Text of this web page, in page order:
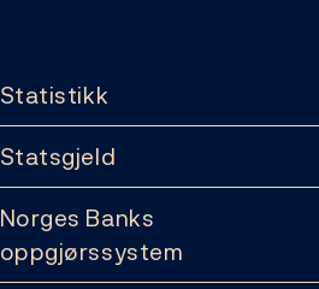
Statistikk
Statsgjeld
Norges Banks
oppgjørssystem